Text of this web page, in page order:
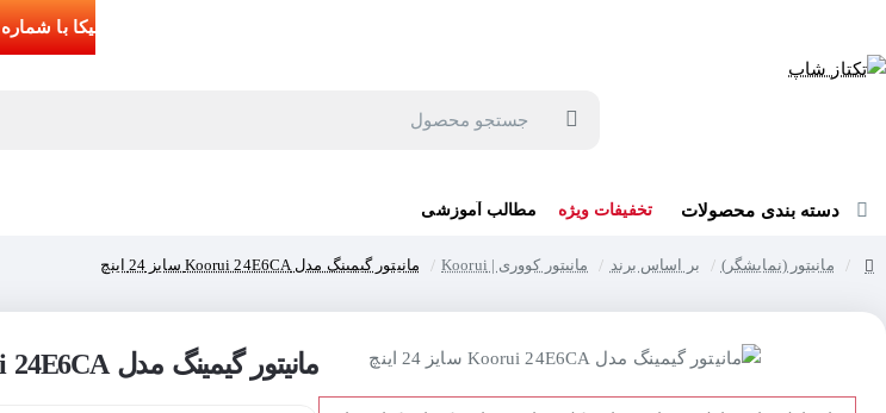
دسته بندی محصولات تخفیفات ویژه مطالب آموزشی
مانیتور (نمایشگر) بر اساس برند مانیتور کووری | Koorui مانیتور گیمینگ مدل Koorui 24E6CA سایز 24 اینچ
مانیتور گیمینگ مدل Koorui 24E6CA سایز 24 اینچ